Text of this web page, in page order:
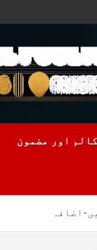
کالم اور مضمون
اضافہ